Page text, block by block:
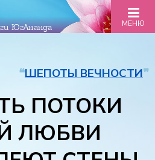
ЮгАнанда МЕНЮ
❝ШЕПОТЫ ВЕЧНОСТИ❞
ПОТОКИ
ЛЮБВИ